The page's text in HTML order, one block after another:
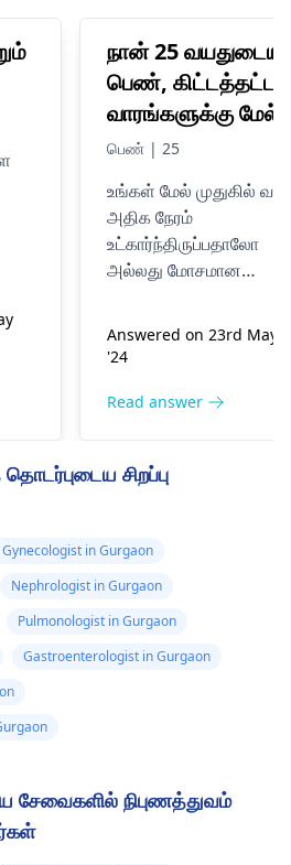
நான் 25 வயதுடைய
பெண், கிட்டத்தட்ட
வாரங்களுக்கு மேல்
முதுகுவலி மற்றும்
அனுபவிக்கிறேன்.
மேலும் சில
நாட்களாக எனக்கு
வலி உள்ளது.
பெண் | 25
உங்கள் மேல் முதுகில் வலி
அதிக நேரம்
உட்கார்ந்திருப்பதாலோ
அல்லது மோசமான
இருக்கலாம்; நீங்கள்
சரியாக பொருந்தாத
அணிந்திருப்பதால்
இழுத்திருந்தால் அல்லது
வலது மார்பகமும் சில
நேரங்களில் வலிக்கிறது.
சிறிது நேரம் ஒதுக்கி,
பேக்குகள் அல்லது
மூலம்
Answered on 23rd May
'24
Read answer
சிறப்பு
Gynecologist in Gurgaon
Nephrologist in Gurgaon
Pulmonologist in Gurgaon
Gastroenterologist in Gurgaon
சேவைகளில் நிபுணத்துவம்